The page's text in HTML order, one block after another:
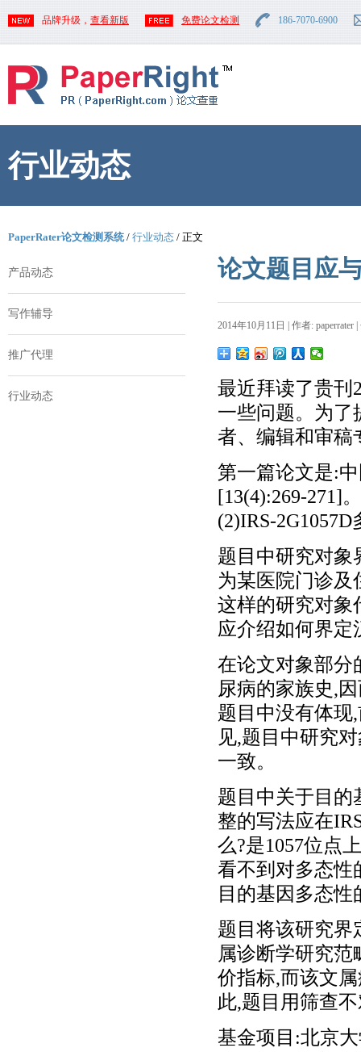
品牌升级， 查看新版 免费论文检测 186-7070-6900
行业动态
PaperRater论文检测系统/ 行业动态 / 正文
产品动态
写作辅导
推广代理
行业动态
论文题目应
2014年10月11日 | 作者: paperrater
最近拜读了贵刊
一些问题。为了
者、编辑和审稿
第一篇论文是:
[13(4):269-271]
(2)IRS-
题目中研究对象
为某医院门诊及
这样的研究对象
应介绍如何界定
在论文对象部分
尿病的家族史,
题目中没有体现
见,题目中研究
一致。
题目中关于目的
整的写法应在
么?是1057位点
看不到对多态性
目的基因多态
题目将该研究界
属诊断学研究
价指标,而该文
此,题目用筛查
基金项目:北京大